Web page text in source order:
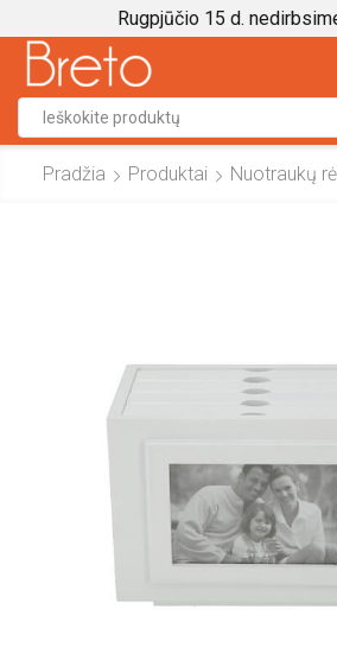
Rugpjūčio 15 d.
input
Pradžia Produktai Nuotraukų